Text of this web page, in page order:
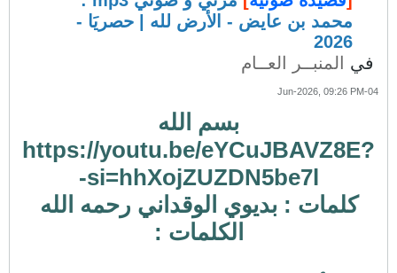
محمد بن عايض - الأرض لله | حصريَا -
2026
في
المنبــر العــام
04-Jun-2026, 09:26 PM
بسم الله
https://youtu.be/eYCuJBAVZ8E?
si=hhXojZUZDN5be7l-
كلمات : بديوي الوقداني رحمه الله
الكلمات :